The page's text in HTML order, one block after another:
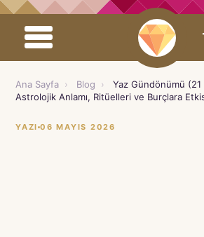
Ana Sayfa › Blog ›
Yaz Gündönümü (21
Astrolojik Anlamı, Ritüelleri ve Burçlara
YAZI 06 MAYIS 2026